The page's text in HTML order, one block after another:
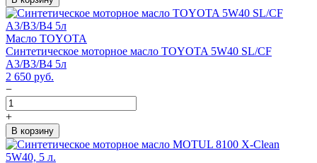
Масло TOYOTA
Синтетическое моторное масло TOYOTA 5W40 SL/CF
A3/B3/B4 5л
2 650 руб.
−
+
В корзину